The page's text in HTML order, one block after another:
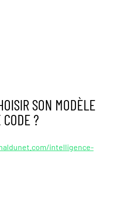
SON MODÈLE
CODE ?
intelligence-